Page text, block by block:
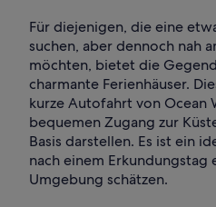
Für diejenigen, die eine
suchen, aber dennoch nah
möchten, bietet die
charmante Ferienhäuser.
kurze Autofahrt von Ocean
bequemen Zugang zur
Basis darstellen. Es ist ein
nach einem Erkundungstag
Umgebung schätzen.